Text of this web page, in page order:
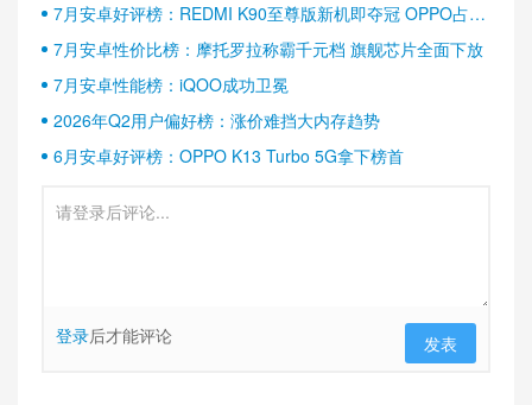
7月安卓好评榜：REDMI K90至尊版新机即夺冠 OPPO占据
半壁江山
7月安卓性价比榜：摩托罗拉称霸千元档 旗舰芯片全面下放
7月安卓性能榜：iQOO成功卫冕
2026年Q2用户偏好榜：涨价难挡大内存趋势
6月安卓好评榜：OPPO K13 Turbo 5G拿下榜首
登录后才能评论 发表